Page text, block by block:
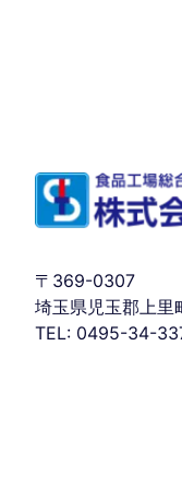
〒369-0307
埼玉県児玉郡上里
TEL: 0495-34-